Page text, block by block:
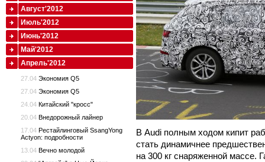
В Audi полным ходом кипит
стать динамичнее
на 300 кг снаряженной массе.
Август'2012
Июль'2012
Июнь'2012
Май'2012
Апрель'2012
27.04 Экономия Q5
27.04 Экономия Q5
24.04 Китайский "кросс"
20.04 Внедорожный лайнер
17.04 Рестайлинговый SsangYong
Actyon: подробности
13.04 Вечно молодой